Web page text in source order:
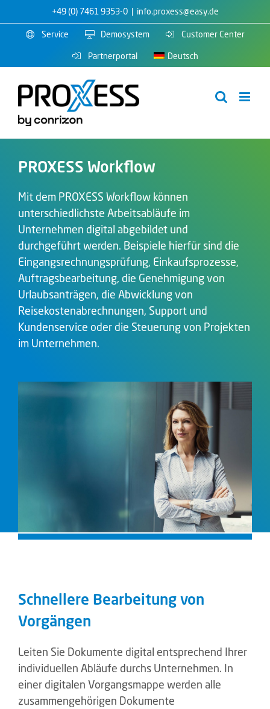
Inhalt
springen
+49 (0) 7461 9353-0 | info.proxess@easy.de
Service
Demosystem
Customer Center
Partnerportal
Deutsch
PROXESS Workflow
Mit dem PROXESS Workflow können
unterschiedlichste Arbeitsabläufe im
Unternehmen digital abgebildet und
durchgeführt werden. Beispiele hierfür sind die
Eingangsrechnungsprüfung, Einkaufsprozesse,
Auftragsbearbeitung, die Genehmigung von
Urlaubsanträgen, die Abwicklung von
Reisekostenabrechnungen, Support und
Kundenservice oder die Steuerung von Projekten
im Unternehmen.
Schnellere Bearbeitung von
Vorgängen
Leiten Sie Dokumente digital entsprechend Ihrer
individuellen Abläufe durchs Unternehmen. In
einer digitalen Vorgangsmappe werden alle
zusammengehörigen Dokumente